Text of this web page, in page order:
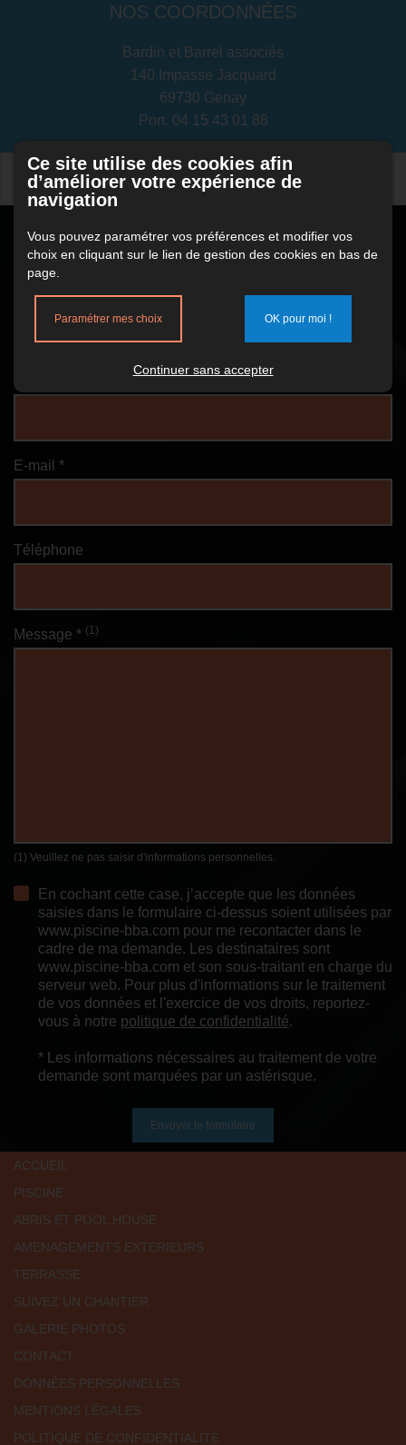
NOS COORDONNÉES
Bardin et Barrel associés
140 Impasse Jacquard
69730 Genay
Port. 04 15 43 01 88
PLUS D'INFORMATIONS ?
Vous avez des questions ? Vous souhaitez obtenir plus
d'informations ? Vous souhaitez recevoir un devis ?
E-mail *
Téléphone
Message * (1)
(1) Veuillez ne pas saisir d'informations personnelles.
En cochant cette case, j’accepte que les données
saisies dans le formulaire ci-dessus soient utilisées par
www.piscine-bba.com pour me recontacter dans le
cadre de ma demande. Les destinataires sont
www.piscine-bba.com et son sous-traitant en charge du
serveur web. Pour plus d'informations sur le traitement
de vos données et l'exercice de vos droits, reportez-
vous à notre politique de confidentialité.
* Les informations nécessaires au traitement de votre
demande sont marquées par un astérisque.
Envoyer le formulaire
ACCUEIL
PISCINE
ABRIS ET POOL HOUSE
AMENAGEMENTS EXTERIEURS
TERRASSE
SUIVEZ UN CHANTIER
GALERIE PHOTOS
CONTACT
DONNÉES PERSONNELLES
MENTIONS LÉGALES
POLITIQUE DE CONFIDENTIALITÉ
Ce site utilise des cookies afin
d’améliorer votre expérience de
navigation
Vous pouvez paramétrer vos préférences et modifier vos
choix en cliquant sur le lien de gestion des cookies en bas de
page.
Paramétrer mes choix OK pour moi !
Continuer sans accepter